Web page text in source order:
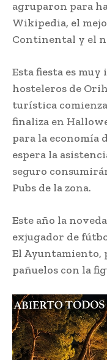
agruparon para
Wikipedia, el
Continental y el
Esta fiesta es
hosteleros de
turística
finaliza en
para la economía
espera la
seguro
Pubs de la zona.
Este año la
exjugador de
El Ayuntamiento,
pañuelos con la